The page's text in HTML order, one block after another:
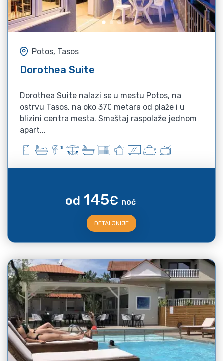
Potos, Tasos
Dorothea Suite
Dorothea Suite nalazi se u mestu Potos, na
ostrvu Tasos, na oko 370 metara od plaže i u
blizini centra mesta. Smeštaj raspolaže jednom
apart...
od 145€ noć
DETALJNIJE